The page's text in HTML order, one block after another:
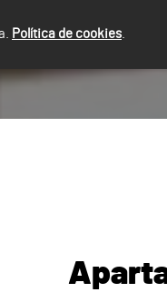
Política de cookies.